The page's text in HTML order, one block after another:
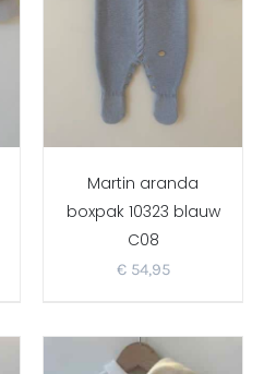
Martin aranda
boxpak 10323 blauw
C08
€54,95